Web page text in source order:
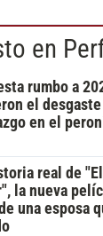
en
rumbo a
el
en el
real de
la nueva
una esposa